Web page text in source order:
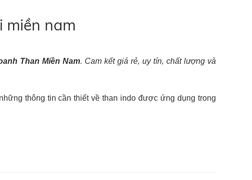
nam
Than Miền Nam. Cam kết giá rẻ, uy tín, chất lượng và
thông tin cần thiết về than indo được ứng dụng trong